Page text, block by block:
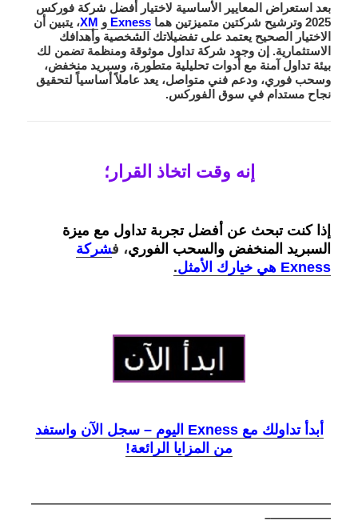
بعد استعراض المعايير الأساسية لاختيار
أفضل شركة فوركس
2025 وترشيح شركتين متميزتين هماExness و XM، يتبين أن
الاختيار الصحيح يعتمد على تفضيلاتك الشخصية وأهدافك
الاستثمارية. إن وجود شركة تداول موثوقة ومنظمة تضمن لك
بيئة تداول آمنة مع أدوات تحليلية متطورة، وسبريد منخفض،
وسحب فوري، ودعم فني متواصل، يعد عاملاً أساسياً لتحقيق
نجاح مستدام في سوق الفوركس.
إنه وقت اتخاذ القرار؛
إذا كنت تبحث عن أفضل تجربة تداول مع ميزة
السبريد المنخفض والسحب الفوري، فشركة
Exness هي خيارك الأمثل
.
أبدأ تداولك مع Exness اليوم – سجل الآن واستفد
من المزايا الرائعة!
—————————————————————————
—————–